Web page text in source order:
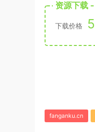
资源下载
下载价格 5
fanganku.cn